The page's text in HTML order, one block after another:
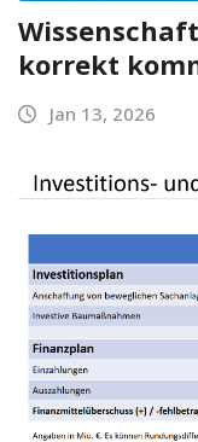
korrekt
Jan 13, 2026